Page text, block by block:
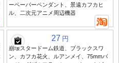
ーペーパーペンダント、景遠カフカヒ
ル、二次元アニメ周辺機器
27 円
崩壊スタードーム鉄道、ブラックスワ
ン、カフカ花火、ルアンメイ、75mmバ